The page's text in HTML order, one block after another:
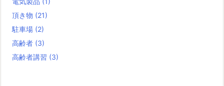
頂き物 (21)
駐車場 (2)
高齢者 (3)
高齢者講習 (3)